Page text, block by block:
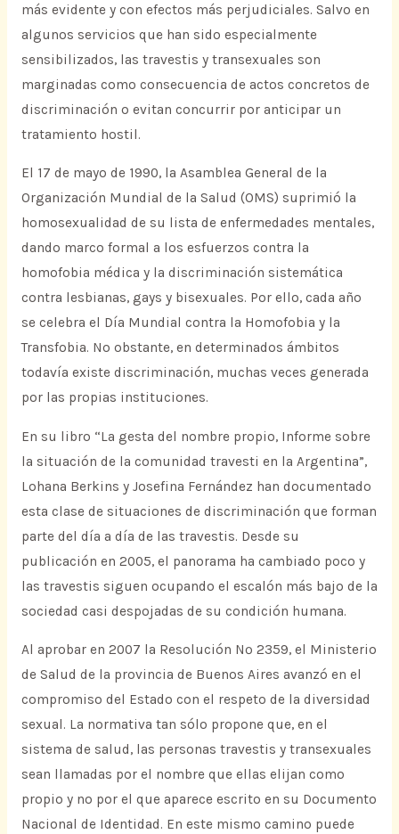
más evidente y con efectos más perjudiciales. Salvo en
algunos servicios que han sido especialmente
sensibilizados, las travestis y transexuales son
marginadas como consecuencia de actos concretos de
discriminación o evitan concurrir por anticipar un
tratamiento hostil.
El 17 de mayo de 1990, la Asamblea General de la
Organización Mundial de la Salud (OMS) suprimió la
homosexualidad de su lista de enfermedades mentales,
dando marco formal a los esfuerzos contra la
homofobia médica y la discriminación sistemática
contra lesbianas, gays y bisexuales. Por ello, cada año
se celebra el Día Mundial contra la Homofobia y la
Transfobia. No obstante, en determinados ámbitos
todavía existe discriminación, muchas veces generada
por las propias instituciones.
En su libro “La gesta del nombre propio, Informe sobre
la situación de la comunidad travesti en la Argentina”,
Lohana Berkins y Josefina Fernández han documentado
esta clase de situaciones de discriminación que forman
parte del día a día de las travestis. Desde su
publicación en 2005, el panorama ha cambiado poco y
las travestis siguen ocupando el escalón más bajo de la
sociedad casi despojadas de su condición humana.
Al aprobar en 2007 la Resolución Nº 2359, el Ministerio
de Salud de la provincia de Buenos Aires avanzó en el
compromiso del Estado con el respeto de la diversidad
sexual. La normativa tan sólo propone que, en el
sistema de salud, las personas travestis y transexuales
sean llamadas por el nombre que ellas elijan como
propio y no por el que aparece escrito en su Documento
Nacional de Identidad. En este mismo camino puede